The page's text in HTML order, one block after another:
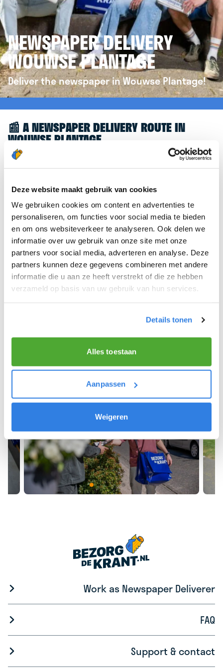
Deze website maakt gebruik van cookies
We gebruiken cookies om content en advertenties te
personaliseren, om functies voor social media te bieden
en om ons websiteverkeer te analyseren. Ook delen we
informatie over uw gebruik van onze site met onze
partners voor social media, adverteren en analyse. Deze
partners kunnen deze gegevens combineren met andere
informatie die u aan ze heeft verstrekt of die ze hebben
verzameld op basis van uw gebruik van hun services.
Details tonen
Alles toestaan
Aanpassen
Weigeren
NEWSPAPER DELIVERY
WOUWSE PLANTAGE
Deliver the newspaper in Wouwse Plantage!
📰 A NEWSPAPER DELIVERY ROUTE IN
WOUWSE PLANTAGE
Great to see you're interested in a newspaper
further, we’d like to refer you to the
krantenbezorgen.nl website. There, you can easily
sign up to deliver newspapers in Wouwse
Plantage.
We hope you can get started soon and wish you
the best of luck! 🚴‍♂️💨
Sign up as a newspaper deliverer!
Work as Newspaper Deliverer
FAQ
Support & contact